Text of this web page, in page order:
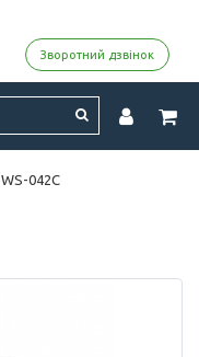
Зворотний дзвінок
WS-042C